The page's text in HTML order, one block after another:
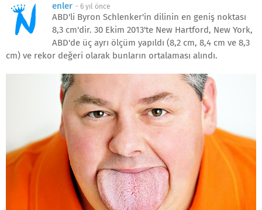
enler - 6 yıl önce
ABD'li Byron Schlenker'in dilinin en geniş noktası
8,3 cm'dir. 30 Ekim 2013'te New Hartford, New York,
ABD'de üç ayrı ölçüm yapıldı (8,2 cm, 8,4 cm ve 8,3
cm) ve rekor değeri olarak bunların ortalaması alındı.